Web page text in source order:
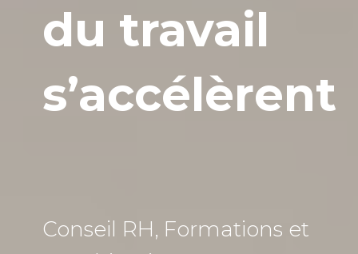
du travail
s’accélèrent
Conseil RH, Formations et